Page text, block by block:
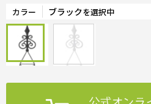
カラー ブラックを選択中